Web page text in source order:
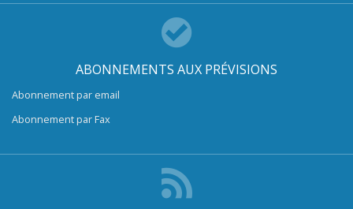
ABONNEMENTS AUX PRÉVISIONS
Abonnement par email
Abonnement par Fax